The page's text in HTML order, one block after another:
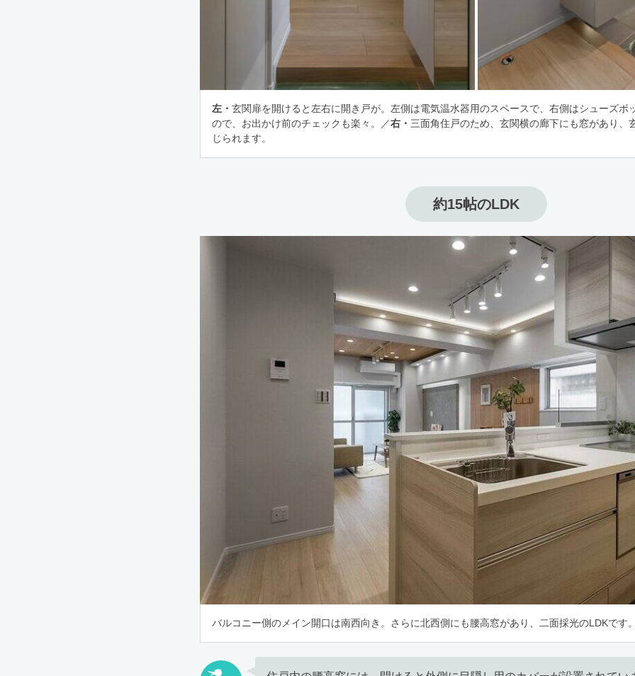
左・ 玄関扉を開けると左右に開き戸が。左側は電気温水器用のスペースで、右側はシューズボ
ので、お出かけ前のチェックも楽々。／右・ 三面角住戸のため、玄関横の廊下にも窓があり、
じられます。
約15帖のLDK
バルコニー側のメイン開口は南西向き。さらに北西側にも腰高窓があり、二面採光のLDKです